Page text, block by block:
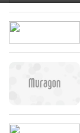
失敗したこと…投稿
【整備済み品の闇】